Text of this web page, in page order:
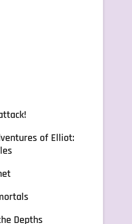
of Elliot:
Depths